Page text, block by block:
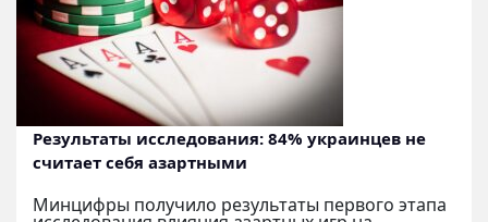
Результаты исследования: 84% украинцев не
считает себя азартными
Минцифры получило результаты первого этапа